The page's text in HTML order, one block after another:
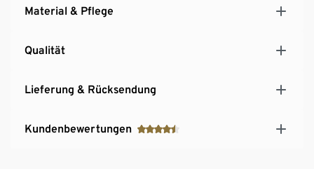
Material & Pflege
Qualität
Lieferung & Rücksendung
Kundenbewertungen